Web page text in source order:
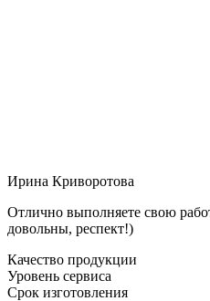
Ирина Криворотова
Отлично выполняете свою
довольны, респект!)
Качество продукции
Уровень сервиса
Срок изготовления